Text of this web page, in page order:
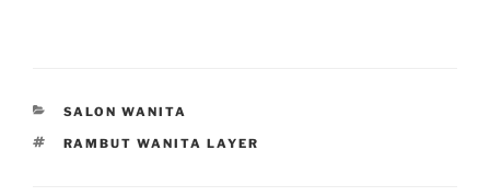
CATEGORIES
SALON WANITA
TAGS
RAMBUT WANITA LAYER